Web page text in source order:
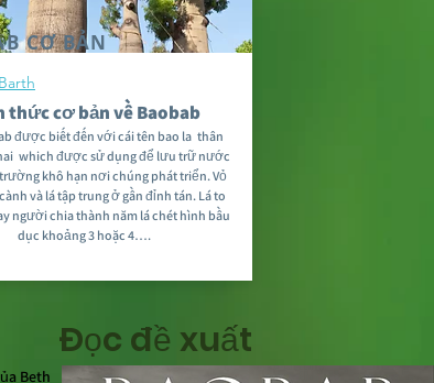
CƠ BẢN
thức cơ bản về Baobab
được biết đến với cái tên bao la thân
which được sử dụng để lưu trữ nước
khô hạn nơi chúng phát triển. Vỏ
và lá tập trung ở gần đỉnh tán. Lá to
người chia thành năm lá chét hình bầu
dục khoảng 3 hoặc 4….
Đọc đề xuất
Beth